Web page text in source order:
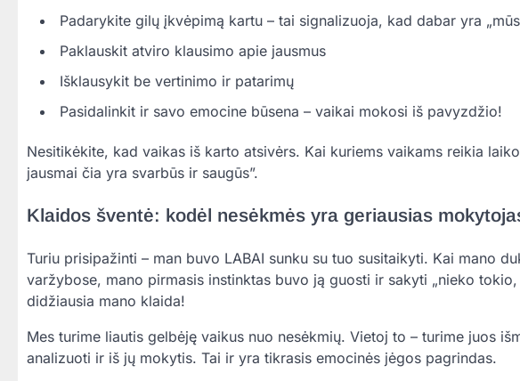
Padarykite gilų įkvėpimą kartu – tai signalizuoja, kad dabar yra
Paklauskit atviro klausimo apie jausmus
Išklausykit be vertinimo ir patarimų
Pasidalinkit ir savo emocine būsena – vaikai mokosi iš pavyzdžio!
Nesitikėkite, kad vaikas iš karto atsivėrs. Kai kuriems vaikams reikia
jausmai čia yra svarbūs ir saugūs”.
Klaidos šventė: kodėl nesėkmės yra geriausias
Turiu prisipažinti – man buvo LABAI sunku su tuo susitaikyti. Kai mano
varžybose, mano pirmasis instinktas buvo ją guosti ir sakyti „nieko
didžiausia mano klaida!
Mes turime liautis gelbėję vaikus nuo nesėkmių. Vietoj to – turime juos
analizuoti ir iš jų mokytis. Tai ir yra tikrasis emocinės jėgos pagrindas.